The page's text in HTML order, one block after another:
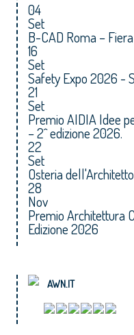
04
Set
B-CAD Roma –
16
Set
Safety Expo 2026 -
21
Set
Premio AIDIA Idee
– 2^ edizione 2026.
22
Set
Osteria
28
Nov
Premio Architettura
Edizione 2026
AWN.IT